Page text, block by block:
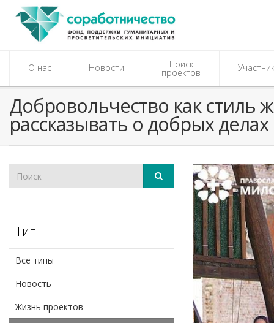
О нас Новости Поиск
проектов
Добровольчество как стиль
рассказывать о добрых
Тип
Все типы
Новость
Жизнь проектов